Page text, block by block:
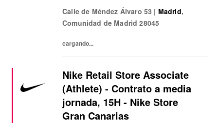
parte clave del desarrollo de producto y nos
ayudan a...
Calle de Méndez Álvaro 53 | Madrid,
Comunidad de Madrid 28045
cargando...
Nike Retail Store Associate
(Athlete) - Contrato a media
jornada, 15H - Nike Store
Gran Canarias